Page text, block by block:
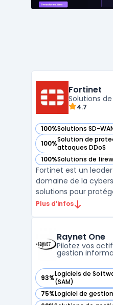
Fortinet
Solutions
4.7
100%Solutions SD-
— voir Fortinet dans
100%Solution de
attaques DDoS
— voir Fortinet dans
100%Solutions de
— voir Fortinet dans
Fortinet est un
domaine de la
solutions pour
numériques des
cloud, et des
conformité et la
Plus d’infos
Raynet One
Pilotez vos
gestion
93%Logiciels de
(SAM)
— voir Raynet One
75%Logiciel de
— voir Raynet One